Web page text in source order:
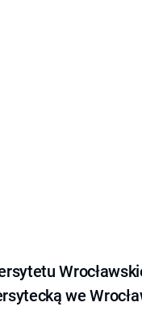
we